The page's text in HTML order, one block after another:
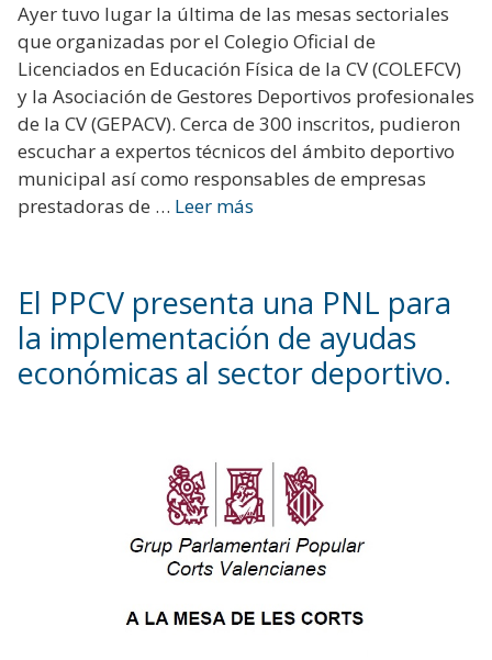
Ayer tuvo lugar la última de las mesas sectoriales
que organizadas por el Colegio Oficial de
Licenciados en Educación Física de la CV (COLEFCV)
y la Asociación de Gestores Deportivos profesionales
de la CV (GEPACV). Cerca de 300 inscritos, pudieron
escuchar a expertos técnicos del ámbito deportivo
municipal así como responsables de empresas
prestadoras de … Leer más
El PPCV presenta una PNL para
la implementación de ayudas
económicas al sector deportivo.